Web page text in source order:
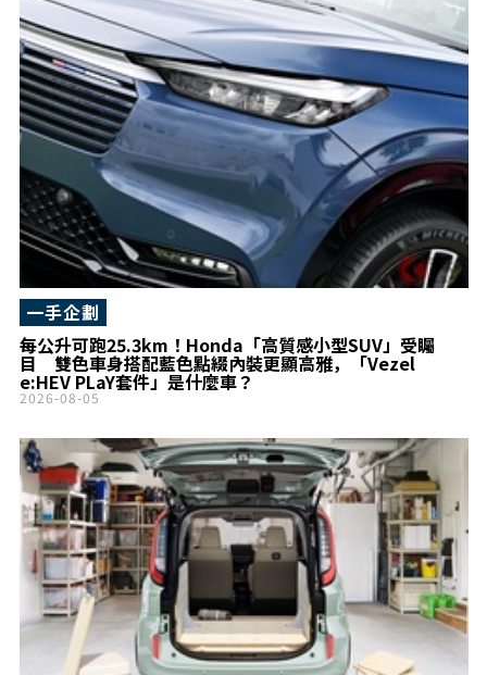
每公升可跑25.3km！Honda「高質感小型SUV」受矚
目 雙色車身搭配藍色點綴內裝更顯高雅，「Vezel
e:HEV PLaY套件」是什麼車？
一手企劃
2026-08-05